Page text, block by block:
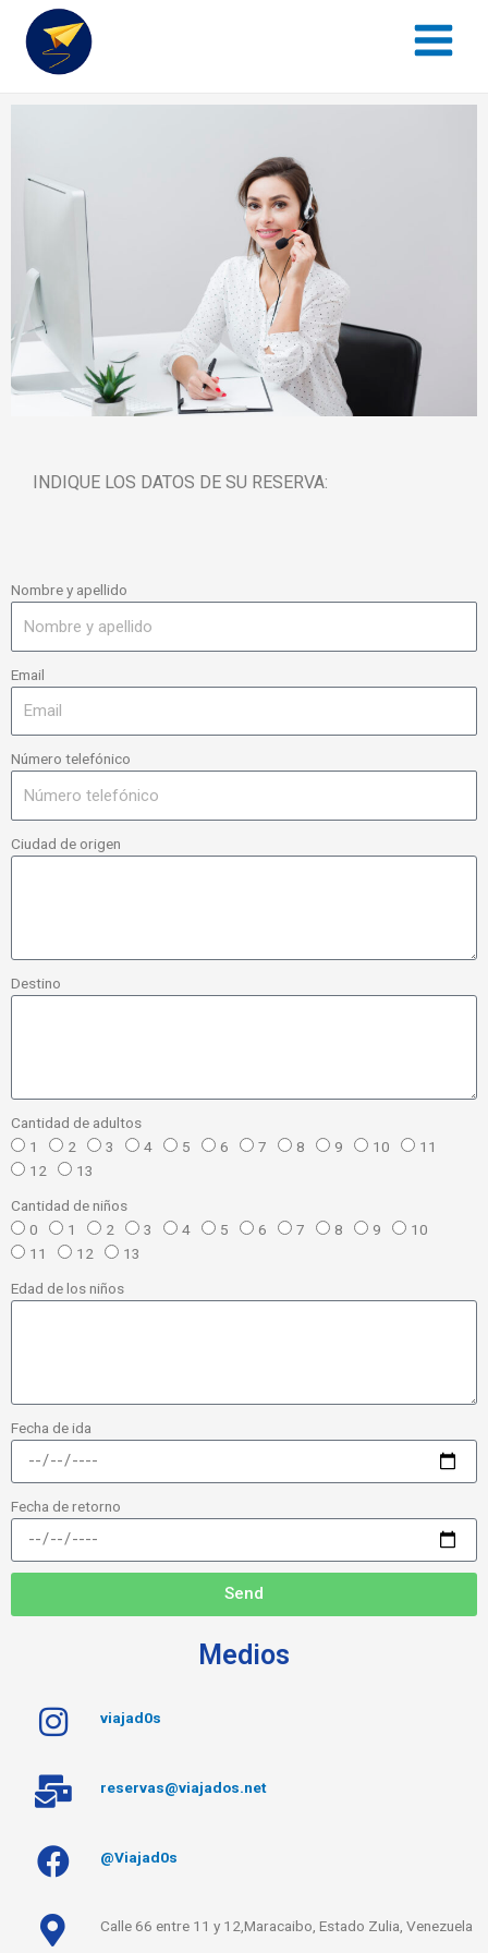
contenido
Menu
INDIQUE LOS DATOS DE SU RESERVA:
Nombre y apellido
Email
Número telefónico
Ciudad de origen
Destino
Cantidad de adultos
1
2 3 4 5 6 7 8 9 10
11
12
13
Cantidad de niños
0
1 2 3 4 5 6 7 8 9
10
11
12
13
Edad de los niños
Fecha de ida
Fecha de retorno
Send
Medios
viajad0s
reservas@viajados.net
@Viajad0s
Calle 66 entre 11 y 12,Maracaibo, Estado Zulia, Venezuela